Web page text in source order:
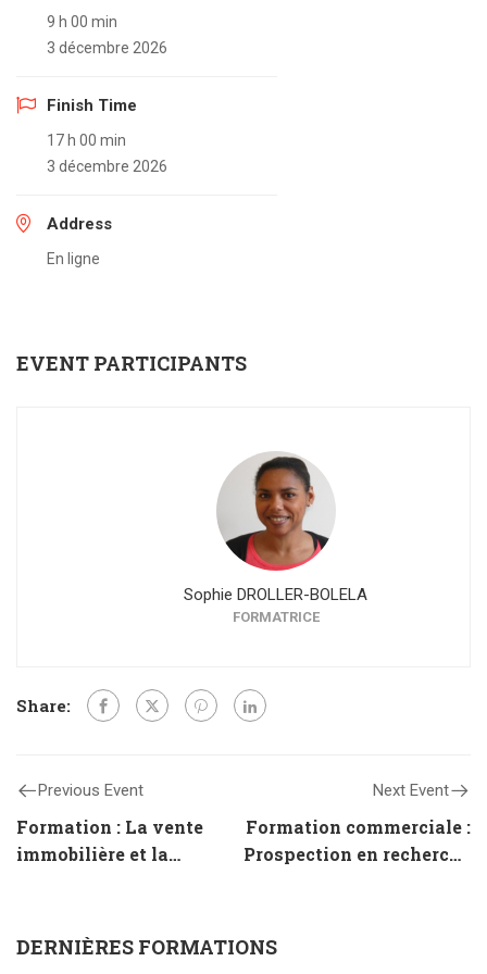
9 h 00 min
3 décembre 2026
Finish Time
17 h 00 min
3 décembre 2026
Address
En ligne
EVENT PARTICIPANTS
Sophie DROLLER-BOLELA
FORMATRICE
Share:
Previous Event
Formation : La vente
immobilière et la
l’agent immobilier, le
Next Event
Formation commerciale :
Prospection en recherche
DERNIÈRES FORMATIONS